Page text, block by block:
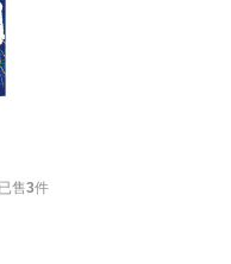
已售3件